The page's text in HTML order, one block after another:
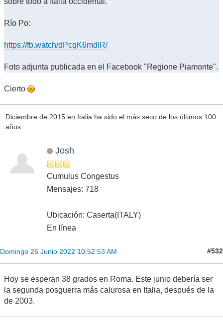
Río Po:
https://fb.watch/dPcqK6mdIR/
Foto adjunta publicada en el Facebook "Regione Piamonte".
Cierto
Diciembre de 2015 en Italia ha sido el más seco de los últimos 100
años.
Josh
Cumulus Congestus
Mensajes: 718
Ubicación: Caserta(ITALY)
En línea
Domingo 26 Junio 2022 10:52:53 AM #532
Hoy se esperan 38 grados en Roma. Este junio debería ser
la segunda posguerra más calurosa en Italia, después de la
de 2003.